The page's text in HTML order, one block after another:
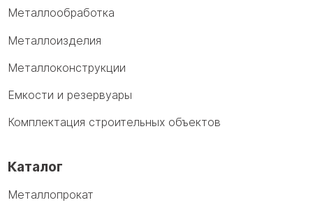
Металлообработка
Металлоизделия
Металлоконструкции
Емкости и резервуары
Комплектация строительных объектов
Каталог
Металлопрокат